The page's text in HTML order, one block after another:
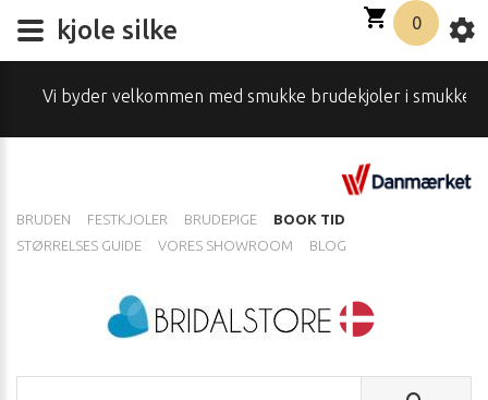
Vi byder velkommen med smukke brudekjoler i smukke
BRUDEN FESTKJOLER BRUDEPIGE
BOOK TID
STØRRELSES GUIDE
VORES SHOWROOM BLOG
0
kjole silke